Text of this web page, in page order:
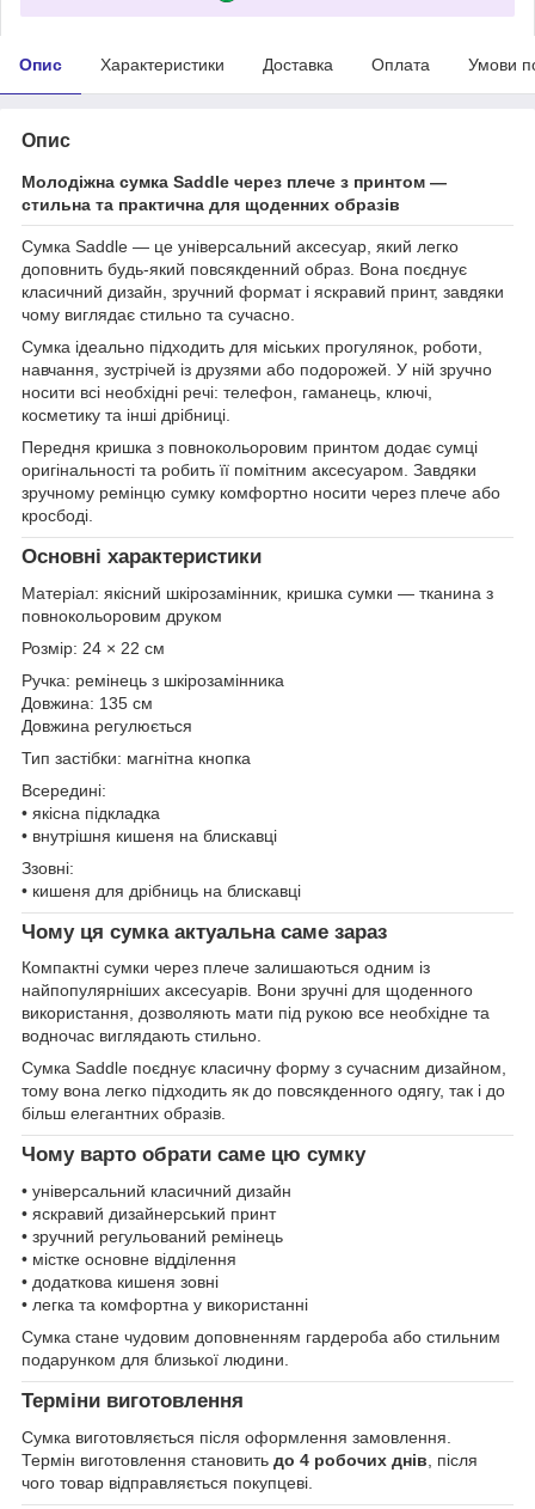
Опис Характеристики Доставка Оплата Умови
Опис
Молодіжна сумка Saddle через плече з принтом —
стильна та практична для щоденних образів
Сумка Saddle — це універсальний аксесуар, який легко
доповнить будь-який повсякденний образ. Вона поєднує
класичний дизайн, зручний формат і яскравий принт, завдяки
чому виглядає стильно та сучасно.
Сумка ідеально підходить для міських прогулянок, роботи,
навчання, зустрічей із друзями або подорожей. У ній зручно
носити всі необхідні речі: телефон, гаманець, ключі,
косметику та інші дрібниці.
Передня кришка з повнокольоровим принтом додає сумці
оригінальності та робить її помітним аксесуаром. Завдяки
зручному ремінцю сумку комфортно носити через плече або
кросбоді.
Основні характеристики
Матеріал: якісний шкірозамінник, кришка сумки — тканина з
повнокольоровим друком
Розмір: 24 × 22 см
Ручка: ремінець з шкірозамінника
Довжина: 135 см
Довжина регулюється
Тип застібки: магнітна кнопка
Всередині:
• якісна підкладка
• внутрішня кишеня на блискавці
Ззовні:
• кишеня для дрібниць на блискавці
Чому ця сумка актуальна саме зараз
Компактні сумки через плече залишаються одним із
найпопулярніших аксесуарів. Вони зручні для щоденного
використання, дозволяють мати під рукою все необхідне та
водночас виглядають стильно.
Сумка Saddle поєднує класичну форму з сучасним дизайном,
тому вона легко підходить як до повсякденного одягу, так і до
більш елегантних образів.
Чому варто обрати саме цю сумку
• універсальний класичний дизайн
• яскравий дизайнерський принт
• зручний регульований ремінець
• містке основне відділення
• додаткова кишеня зовні
• легка та комфортна у використанні
Сумка стане чудовим доповненням гардероба або стильним
подарунком для близької людини.
Терміни виготовлення
Сумка виготовляється після оформлення замовлення.
Термін виготовлення становить до 4 робочих днів , після
чого товар відправляється покупцеві.